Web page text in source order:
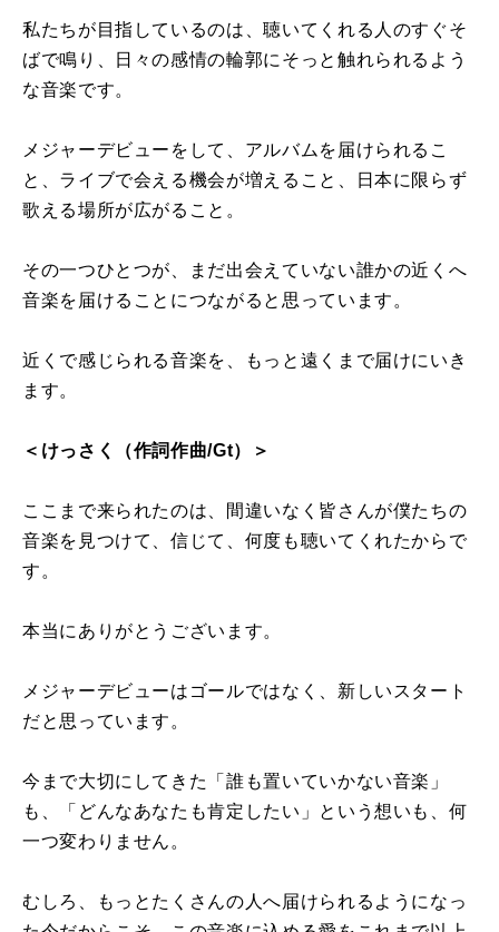
私たちが目指しているのは、聴いてくれる人のすぐそ
ばで鳴り、日々の感情の輪郭にそっと触れられるよう
な音楽です。
メジャーデビューをして、アルバムを届けられるこ
と、ライブで会える機会が増えること、日本に限らず
歌える場所が広がること。
その一つひとつが、まだ出会えていない誰かの近くへ
音楽を届けることにつながると思っています。
近くで感じられる音楽を、もっと遠くまで届けにいき
ます。
＜けっさく（作詞作曲/Gt）＞
ここまで来られたのは、間違いなく皆さんが僕たちの
音楽を見つけて、信じて、何度も聴いてくれたからで
す。
本当にありがとうございます。
メジャーデビューはゴールではなく、新しいスタート
だと思っています。
今まで大切にしてきた「誰も置いていかない音楽」
も、「どんなあなたも肯定したい」という想いも、何
一つ変わりません。
むしろ、もっとたくさんの人へ届けられるようになっ